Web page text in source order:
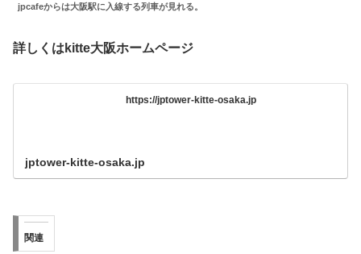
jpcafeからは大阪駅に入線する列車が見れる。
詳しくはkitte大阪ホームページ
https://jptower-kitte-osaka.jp
jptower-kitte-osaka.jp
関連